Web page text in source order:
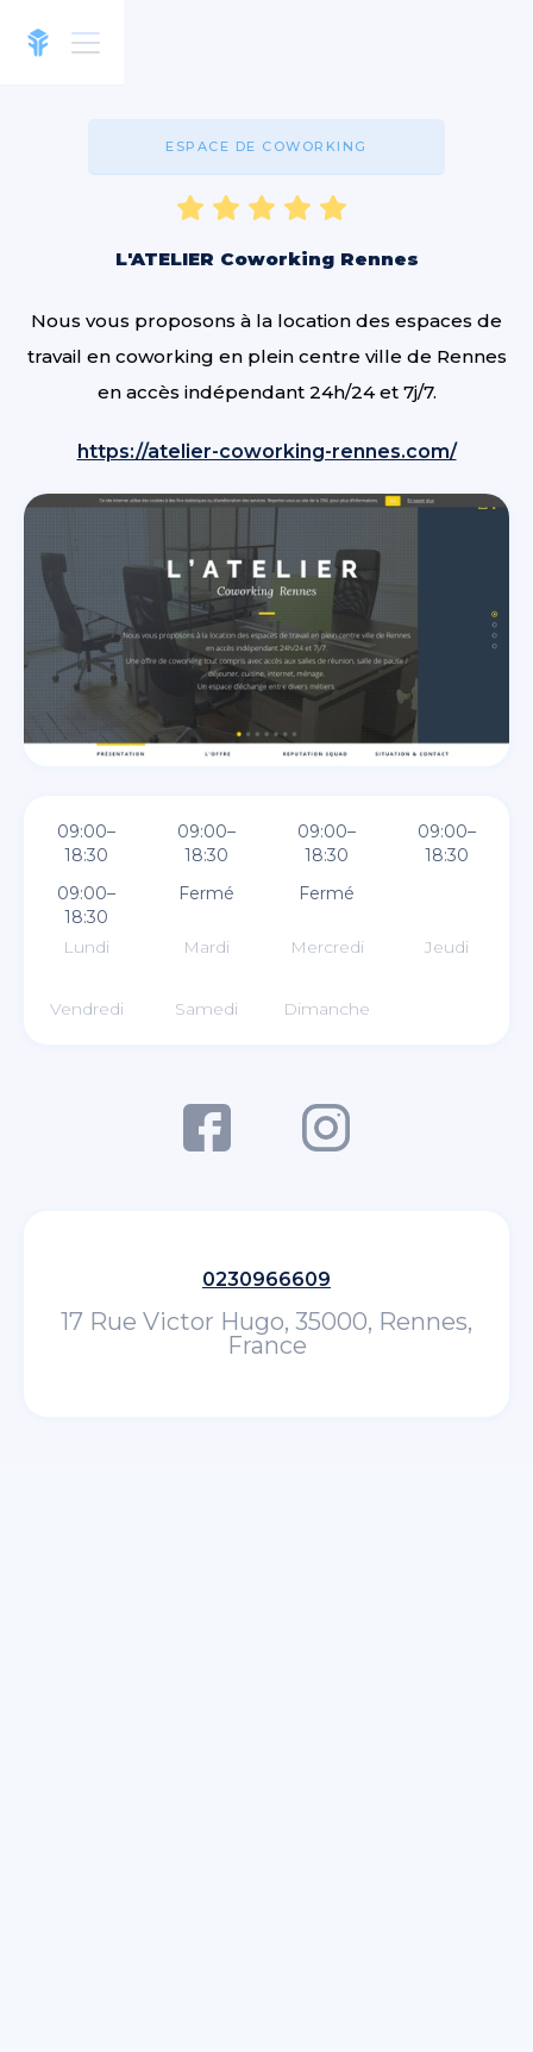
ESPACE DE COWORKING
L'ATELIER Coworking Rennes
Nous vous proposons à la location des espaces de
travail en coworking en plein centre ville de Rennes
en accès indépendant 24h/24 et 7j/7.
https://atelier-coworking-rennes.com/
09:00–
18:30
09:00–
18:30
09:00–
18:30
09:00–
18:30
09:00–
18:30
Fermé Fermé
Lundi Mardi Mercredi Jeudi
Vendredi Samedi Dimanche
0230966609
17 Rue Victor Hugo, 35000, Rennes,
France